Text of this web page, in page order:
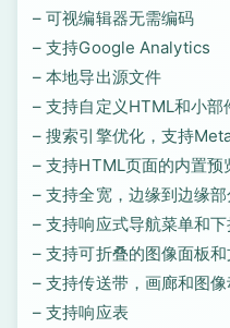
– 可视编辑器无需编码
– 支持Google Analytics
– 本地导出源文件
– 支持自定义HTML和小部
– 搜索引擎优化，支持
– 支持HTML页面的内置预
– 支持全宽，边缘到边缘
– 支持响应式导航菜单和
– 支持可折叠的图像面板
– 支持传送带，画廊和图
– 支持响应表